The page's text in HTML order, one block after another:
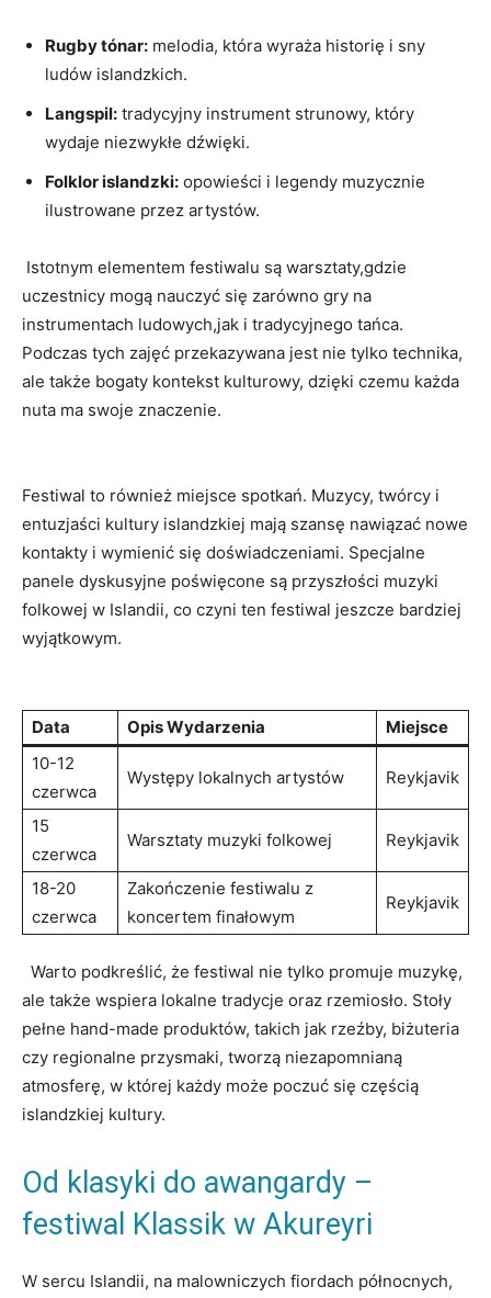
Rugby tónar: melodia, która wyraża historię i sny
ludów islandzkich.
Langspil: tradycyjny instrument strunowy, który
wydaje niezwykłe dźwięki.
Folklor islandzki: opowieści i legendy muzycznie
⁢ilustrowane przez ⁣artystów.
⁣ Istotnym elementem festiwalu są warsztaty,gdzie
uczestnicy mogą nauczyć się ​zarówno gry na
instrumentach ludowych,jak i tradycyjnego tańca.
Podczas tych zajęć przekazywana jest nie tylko technika,
⁤ale także bogaty​ kontekst kulturowy, dzięki czemu każda
nuta ma swoje znaczenie.
Festiwal to również miejsce spotkań. Muzycy, twórcy i
entuzjaści kultury islandzkiej ⁣mają szansę nawiązać nowe
kontakty i wymienić ⁣się doświadczeniami. Specjalne
panele⁣ dyskusyjne poświęcone są przyszłości ⁢muzyki
folkowej w Islandii, ⁤co czyni ten festiwal jeszcze bardziej
⁢wyjątkowym.
Data Opis Wydarzenia
Miejsce
10-12
czerwca
Występy lokalnych artystów Reykjavik
15
czerwca
Warsztaty muzyki folkowej Reykjavik
18-20
czerwca
Zakończenie festiwalu z
koncertem finałowym
Reykjavik
‌ ⁢ Warto podkreślić, że festiwal nie tylko promuje muzykę,
ale także wspiera lokalne ‍tradycje ‍oraz rzemiosło. Stoły
pełne hand-made produktów, takich jak‌ rzeźby,‌ biżuteria
czy regionalne przysmaki, tworzą niezapomnianą
atmosferę, w której każdy może poczuć‍ się częścią
islandzkiej kultury.
Od⁣ klasyki ‍do awangardy –‌
festiwal Klassik w Akureyri
W sercu​ Islandii, na malowniczych fiordach północnych,